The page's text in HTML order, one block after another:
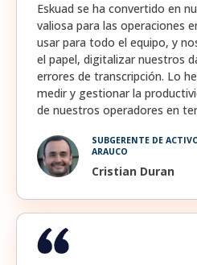
Eskuad se ha convertido en
valiosa para las operaciones
usar para todo el equipo, y
el papel, digitalizar nuestros
errores de transcripción. Lo
medir y gestionar la
de nuestros operadores en
SUBGERENTE DE
ARAUCO
Cristian Duran